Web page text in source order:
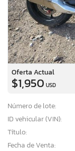
Oferta Actual
$1,950 USD
Número de lote:
ID vehicular (VIN):
Título:
Fecha de Venta: